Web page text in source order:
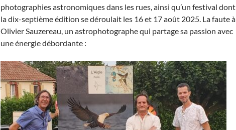
photographies astronomiques dans les rues, ainsi qu’un festival dont
la dix-septième édition se déroulait les 16 et 17 août 2025. La faute à
Olivier Sauzereau, un astrophotographe qui partage sa passion avec
une énergie débordante :